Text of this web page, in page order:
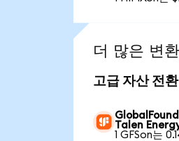
더 많은 변
고급 자산 전환
Talen
1 GFSon는